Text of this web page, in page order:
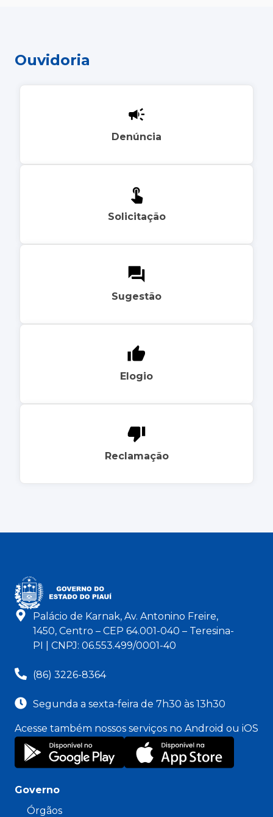
Ouvidoria
Denúncia
Solicitação
Sugestão
Elogio
Reclamação
Palácio de Karnak, Av. Antonino Freire,
1450, Centro – CEP 64.001-040 – Teresina-
PI | CNPJ: 06.553.499/0001-40
(86) 3226-8364
Segunda a sexta-feira de 7h30 às 13h30
Acesse também nossos serviços no Android ou iOS
Governo
Órgãos